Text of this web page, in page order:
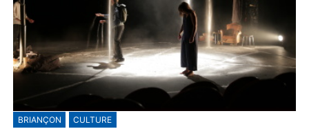
BRIANÇON CULTURE